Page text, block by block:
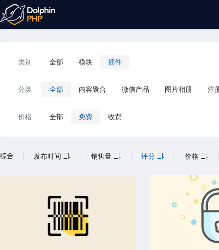
类别 全部 模块 插件
分类 全部 内容聚合 微信产品 图片相册 注
价格 全部 免费 收费
综合 发布时间 销售量 评分 价格